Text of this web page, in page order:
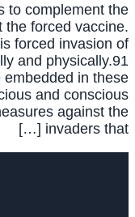
to complement the
the forced vaccine.
forced invasion of
and physically.91
in these
and conscious
against the
invaders that […]